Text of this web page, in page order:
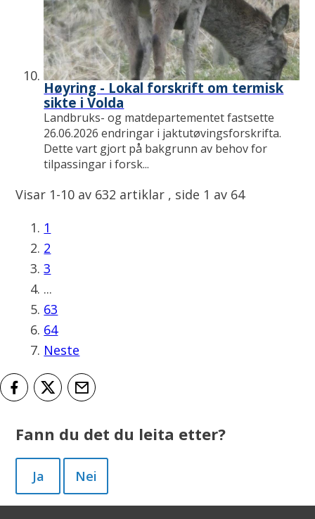
Høyring - Lokal forskrift om termisk
sikte i Volda
Landbruks- og matdepartementet fastsette
26.06.2026 endringar i jaktutøvingsforskrifta.
Dette vart gjort på bakgrunn av behov for
tilpassingar i forsk...
Visar 1-10 av 632 artiklar , side 1 av 64
1
2
3
...
63
64
Neste
Fann du det du leita etter?
Ja Nei